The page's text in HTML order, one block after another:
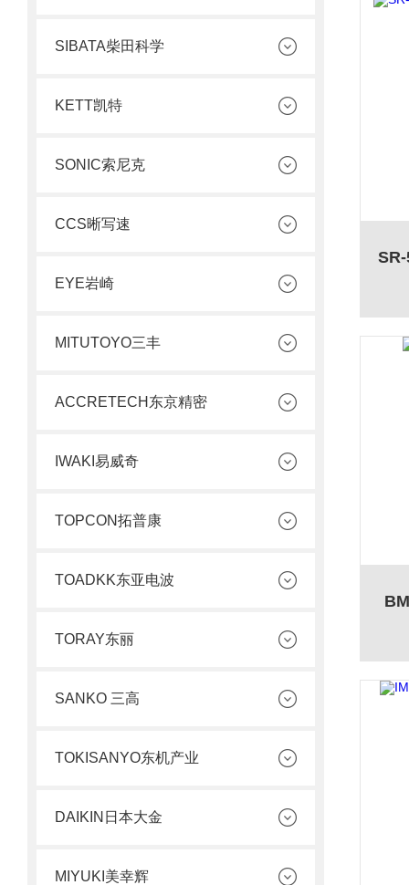
SIBATA柴田科学
KETT凯特
SONIC索尼克
CCS晰写速
EYE岩崎
MITUTOYO三丰
ACCRETECH东京精密
IWAKI易威奇
TOPCON拓普康
TOADKK东亚电波
TORAY东丽
SANKO 三高
TOKISANYO东机产业
DAIKIN日本大金
MIYUKI美幸辉